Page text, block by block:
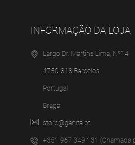
INFORMAÇÃO DA LOJA
Largo Dr. Martins Lima, Nº14
4750-318 Barcelos
Portugal
Braga
store@ganita.pt
+351 967 349 131 (Chamada